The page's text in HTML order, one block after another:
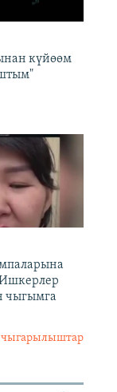
күйөөм
Ишкерлер
чыгымга